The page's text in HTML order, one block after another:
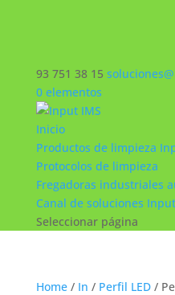
93 751 38 15
0 elementos
Inicio
Productos de limpieza
Protocolos de limpieza
Fregadoras industriales
Canal de soluciones Input
Seleccionar página
Home/ In / Perfil LED/